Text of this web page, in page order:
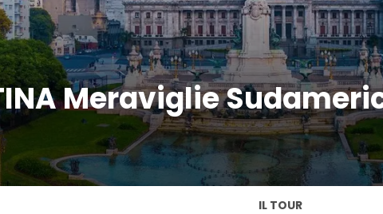
Meraviglie
IL TOUR